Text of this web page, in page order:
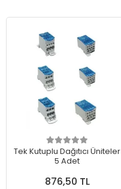
Tek Kutuplu Dağıtıcı Üniteler
5 Adet
876,50 TL